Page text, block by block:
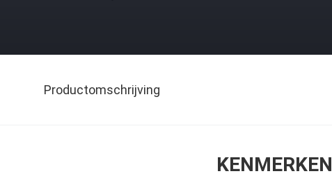
Productomschrijving
KENMERKEN